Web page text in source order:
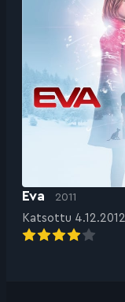
Eva 2011
Katsottu 4.12.2012